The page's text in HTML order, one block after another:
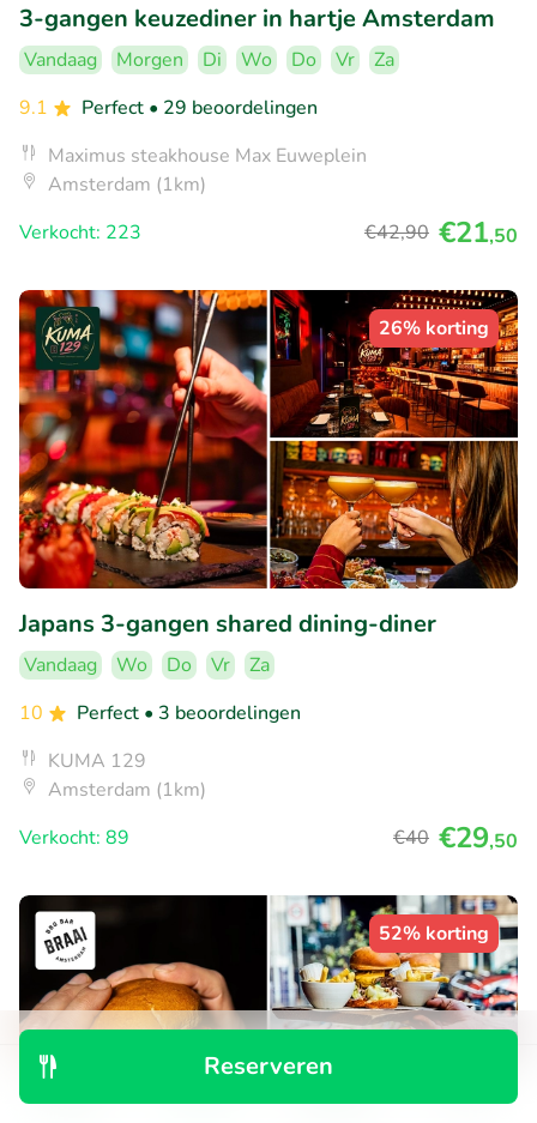
Reserveren
3-gangen keuzediner in hartje Amsterdam
Vandaag Morgen Di Wo Do Vr
Za
9.1
Perfect • 29 beoordelingen
Maximus steakhouse Max Euweplein
Amsterdam (1km)
Verkocht: 223
€42,90 €21,50
26% korting
Japans 3-gangen shared dining-diner
Vandaag Wo Do Vr
Za
10
Perfect • 3 beoordelingen
KUMA 129
Amsterdam (1km)
Verkocht: 89
€40 €29,50
52% korting